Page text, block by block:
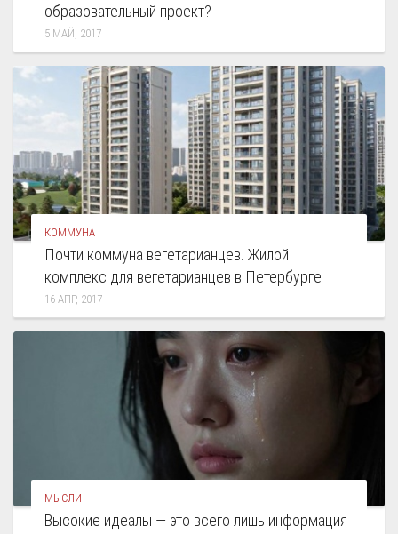
образовательный проект?
5 МАЙ, 2017
КОММУНА
Почти коммуна вегетарианцев. Жилой
комплекс для вегетарианцев в Петербурге
16 АПР, 2017
МЫСЛИ
Высокие идеалы — это всего лишь информация